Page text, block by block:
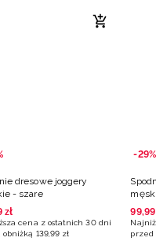
dresowe joggery
- szare
zł
cena z ostatnich 30 dni
obniżką 139,99 zł
-29%
99,99
przed